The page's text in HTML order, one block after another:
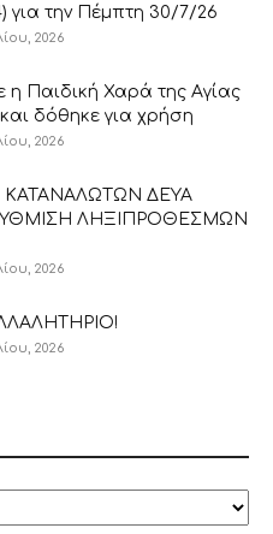
για την Πέμπτη 30/7/26
2026
η Παιδική Χαρά της Αγίας
δόθηκε για χρήση
2026
ΔΕΥΑ
ΡΥΘΜΙΣΗ ΛΗΞΙΠΡΟΘΕΣΜΩΝ
2026
2026